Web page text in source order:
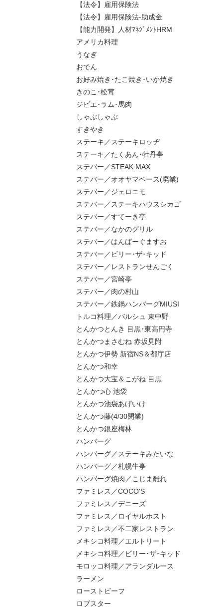
【法令】雇用保険法
【法令】雇用保険法-助成金
【能力開発】人材ﾏﾈｼﾞﾒﾝﾄHRM
アメリカ料理
うなぎ
おでん
お好み焼き･たこ焼き･いか焼き
きのこ･松茸
ジビエ･ラム･馬肉
しゃぶしゃぶ
すきやき
ステーキ／ステーキロッヂ
ステーキ／たくあん･牡丹亭
ステバー／STEAK MAX
ステバー／オオヤマベース(廃業)
ステバー／ジェロニモ
ステバー／ステーキハウスシカゴ
ステバー／すてーき亭
ステバー／なかのグリル
ステバー／はんばーぐますお
ステバー／ビリー･ザ･キッド
ステバー／レストランせんごく
ステバー／宮崎亭
ステバー／肉の村山
ステバー／鉄鍋ハンバーグMIUSI
トルコ料理／バルシュ 東中野
とんかつとんき 目黒･東高円寺
とんかつまさむね 赤坂見附
とんかつ伊勢 新宿NS＆都庁店
とんかつ和幸
とんかつ大宝＆こがね 目黒
とんかつ心 池袋
とんかつ池袋あげいけ
とんかつ藤(4/30閉業)
とんかつ銀座梅林
ハンバーグ
ハンバーグ／ステーキみたいな
ハンバーグ／札幌牛亭
ハンバーグ焼肉／こじま離れ
ファミレス／COCO'S
ファミレス／デニーズ
ファミレス／ロイヤルホスト
ファミレス／不二家レストラン
メキシコ料理／エルトリート
メキシコ料理／ビリー･ザ･キッド
モロッコ料理／アランダルース
ラーメン
ローストビーフ
ロブスター